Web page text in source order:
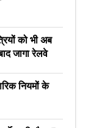
को भी अब
जागा रेलवे
नियमों के